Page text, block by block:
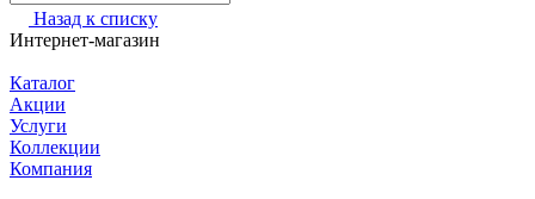
Назад к списку
Интернет-магазин
Каталог
Акции
Услуги
Коллекции
Компания